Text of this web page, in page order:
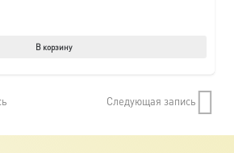
В корзину
Следующая запись